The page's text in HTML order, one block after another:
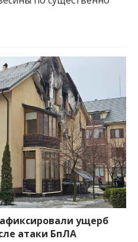
ущерб
атаки БпЛА